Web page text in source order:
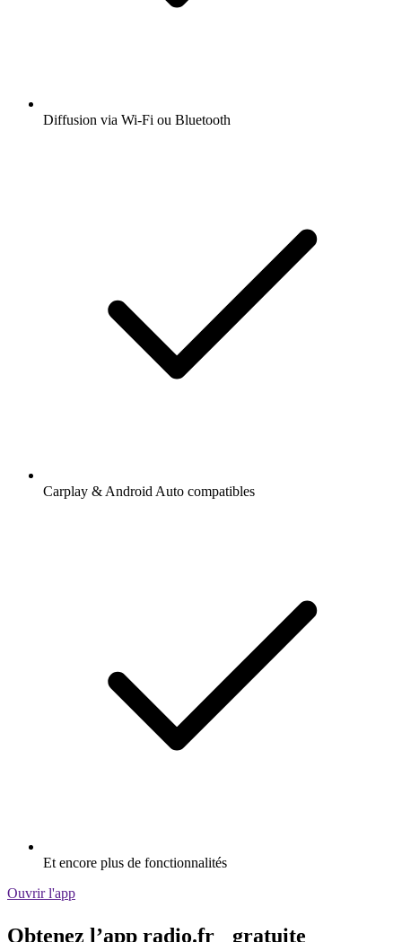
Diffusion via Wi-Fi ou Bluetooth
Carplay & Android Auto compatibles
Et encore plus de fonctionnalités
Ouvrir l'app
Obtenez l’app radio.fr gratuite